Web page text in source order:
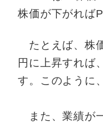
株価が下がれば
たとえば、株
円に上昇すれば
す。このように
また、業績が